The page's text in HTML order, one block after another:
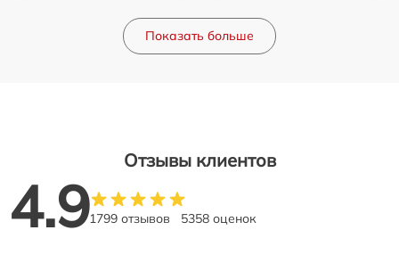
Показать больше
Отзывы клиентов
4.91799 отзывов 5358 оценок